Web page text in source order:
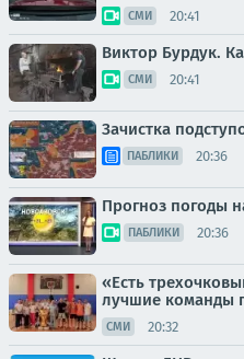
СМИ 20:41
Виктор Бурдук.
СМИ 20:41
Зачистка
ПАБЛИКИ 20:36
Прогноз погоды
ПАБЛИКИ 20:36
«Есть
лучшие команды
СМИ 20:32